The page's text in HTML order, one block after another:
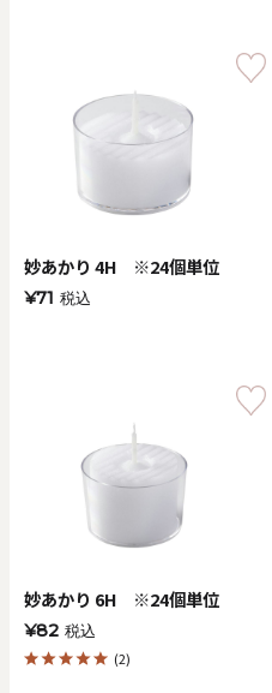
妙あかり 4H ※24個単位
¥71 税込
妙あかり 6H ※24個単位
¥82 税込
(2)